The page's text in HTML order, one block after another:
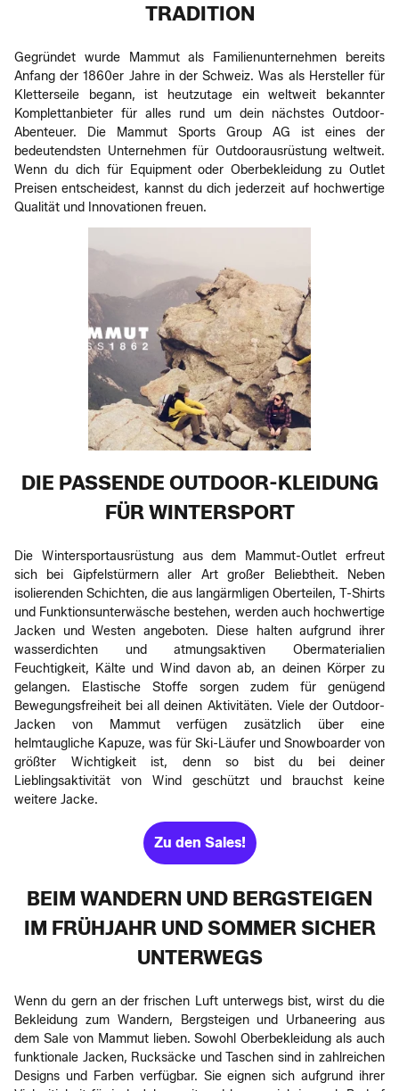
TRADITION
Gegründet wurde Mammut als Familienunternehmen bereits
Anfang der 1860er Jahre in der Schweiz. Was als Hersteller für
Kletterseile begann, ist heutzutage ein weltweit bekannter
Komplettanbieter für alles rund um dein nächstes Outdoor-
Abenteuer. Die Mammut Sports Group AG ist eines der
bedeutendsten Unternehmen für Outdoorausrüstung weltweit.
Wenn du dich für Equipment oder Oberbekleidung zu Outlet
Preisen entscheidest, kannst du dich jederzeit auf hochwertige
Qualität und Innovationen freuen.
DIE PASSENDE OUTDOOR-KLEIDUNG
FÜR WINTERSPORT
Die Wintersportausrüstung aus dem Mammut-Outlet erfreut
sich bei Gipfelstürmern aller Art großer Beliebtheit. Neben
isolierenden Schichten, die aus langärmligen Oberteilen, T-Shirts
und Funktionsunterwäsche bestehen, werden auch hochwertige
Jacken und Westen angeboten. Diese halten aufgrund ihrer
wasserdichten und atmungsaktiven Obermaterialien
Feuchtigkeit, Kälte und Wind davon ab, an deinen Körper zu
gelangen. Elastische Stoffe sorgen zudem für genügend
Bewegungsfreiheit bei all deinen Aktivitäten. Viele der Outdoor-
Jacken von Mammut verfügen zusätzlich über eine
helmtaugliche Kapuze, was für Ski-Läufer und Snowboarder von
größter Wichtigkeit ist, denn so bist du bei deiner
Lieblingsaktivität von Wind geschützt und brauchst keine
weitere Jacke.
Zu den Sales!
BEIM WANDERN UND BERGSTEIGEN
IM FRÜHJAHR UND SOMMER SICHER
UNTERWEGS
Wenn du gern an der frischen Luft unterwegs bist, wirst du die
Bekleidung zum Wandern, Bergsteigen und Urbaneering aus
dem Sale von Mammut lieben. Sowohl Oberbekleidung als auch
funktionale Jacken, Rucksäcke und Taschen sind in zahlreichen
Designs und Farben verfügbar. Sie eignen sich aufgrund ihrer